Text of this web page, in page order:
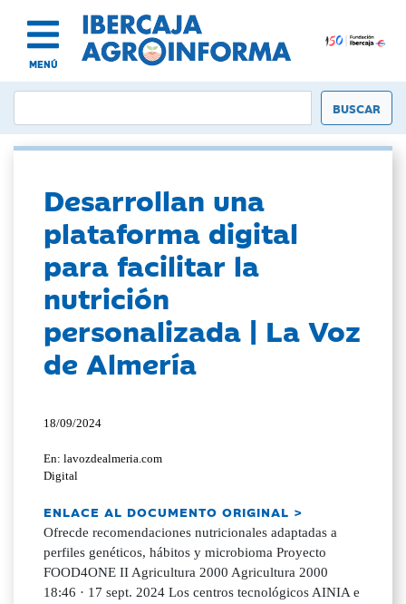
MENÚ
Desarrollan una
plataforma digital
para facilitar la
nutrición
personalizada | La Voz
de Almería
18/09/2024
En: lavozdealmeria.com
Digital
ENLACE AL DOCUMENTO ORIGINAL >
Ofrecde recomendaciones nutricionales adaptadas a
perfiles genéticos, hábitos y microbioma Proyecto
FOOD4ONE II Agricultura 2000 Agricultura 2000
18:46 · 17 sept. 2024 Los centros tecnológicos AINIA e